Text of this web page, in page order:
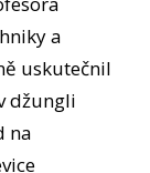
a
uskutečnil
džungli
na